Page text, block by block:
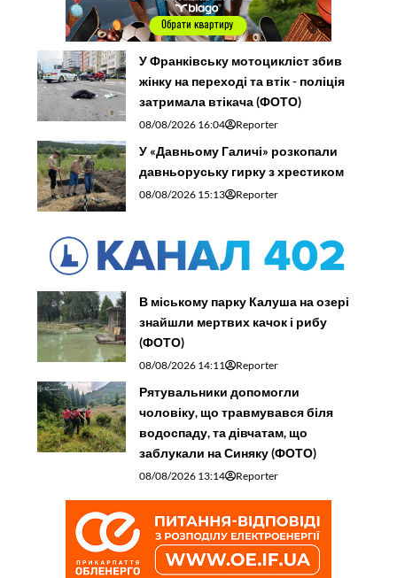
У Франківську мотоцикліст збив
жінку на переході та втік - поліція
затримала втікача (ФОТО)
08/08/2026 16:04 Reporter
У «Давньому Галичі» розкопали
давньоруську гирку з хрестиком
08/08/2026 15:13 Reporter
В міському парку Калуша на озері
знайшли мертвих качок і рибу
(ФОТО)
08/08/2026 14:11 Reporter
Рятувальники допомогли
чоловіку, що травмувався біля
водоспаду, та дівчатам, що
заблукали на Синяку (ФОТО)
08/08/2026 13:14 Reporter